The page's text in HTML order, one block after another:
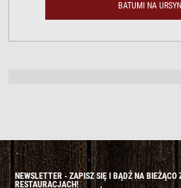
BATUMI NA
NEWSLETTER - ZAPISZ SIĘ I BĄDŹ NA
RESTAURACJACH!